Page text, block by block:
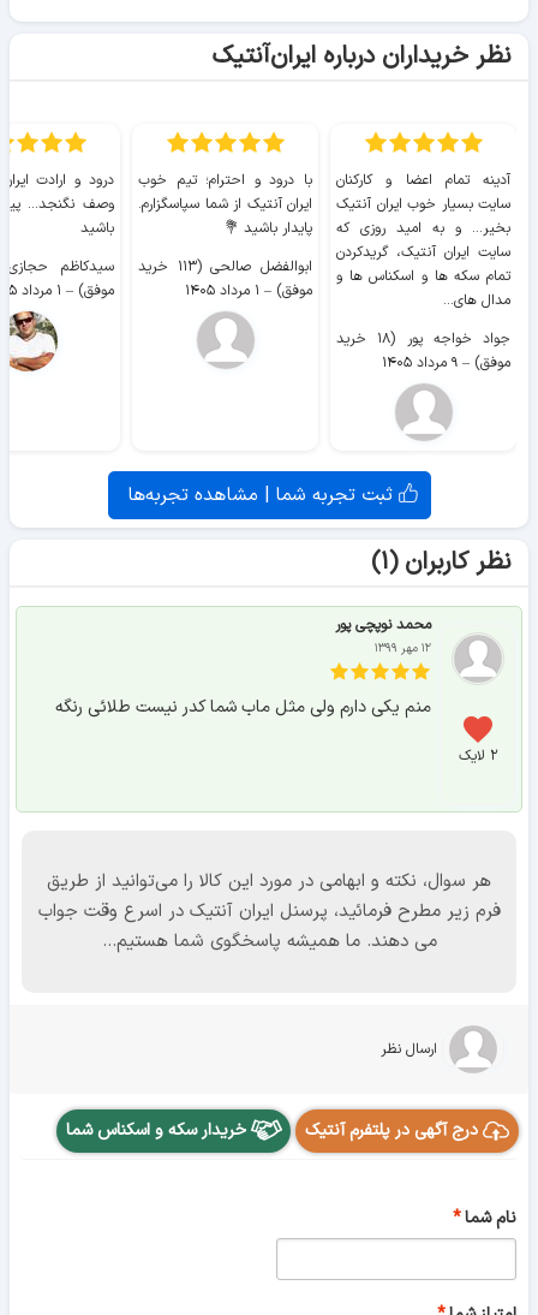
نظر خریداران درباره ایران‌آنتیک
آدینه تمام اعضا و کارکنان
سایت بسیار خوب ايران آنتیک
بخیر... و به امید روزی که
سایت ايران آنتیک، گریدکردن
تمام سکه ها و اسکناس ها و
مدال های...
جواد خواجه پور (۱۸ خرید
موفق) – ۹ مرداد ۱۴۰۵
با درود و احترام؛ تیم خوب
ایران آنتیک از شما سپاسگزارم.
پایدار باشید 💐
ابوالفضل صالحی (۱۱۳ خرید
موفق) – ۱ مرداد ۱۴۰۵
درود و ارادت
وصف نگنجد...
باشید
موفق) – ۱ مرداد ۱۴۰۵
ثبت تجربه شما | مشاهده تجربه‌ها
نظر کاربران (۱)
۲ لایک
محمد نوپچی پور
۱۲ مهر ۱۳۹۹
منم یکی دارم ولی مثل ماب شما کدر نیست طلائی رنگه
هر سوال، نکته و ابهامی در مورد این کالا را می‌توانید از طریق
فرم زیر مطرح فرمائید، پرسنل ایران آنتیک در اسرع وقت جواب
می دهند. ما همیشه پاسخگوی شما هستیم...
ارسال نظر
درج آگهی در پلتفرم آنتیک خریدار سکه و اسکناس شما
نام شما